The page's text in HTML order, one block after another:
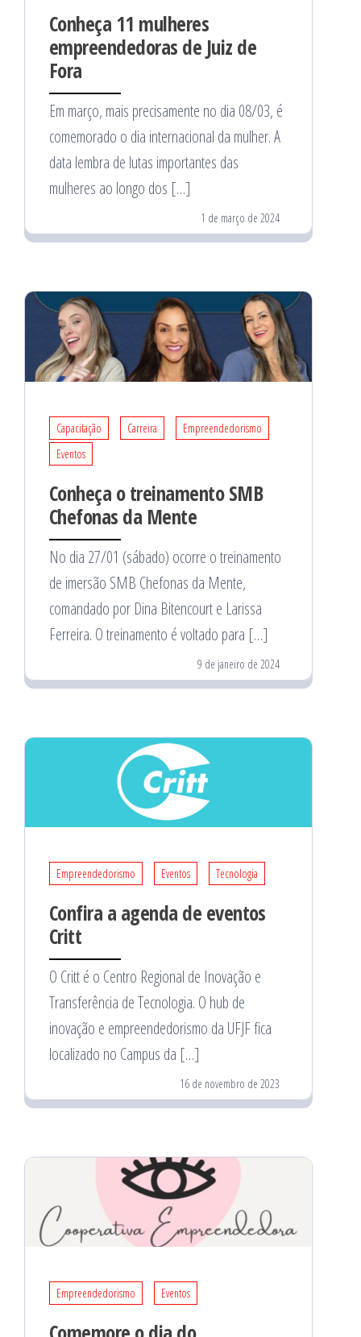
Conheça 11 mulheres
empreendedoras de Juiz de
Fora
Em março, mais precisamente no dia 08/03, é
comemorado o dia internacional da mulher. A
data lembra de lutas importantes das
mulheres ao longo dos […]
1 de março de 2024
Capacitação Carreira
Empreendedorismo
Eventos
Conheça o treinamento SMB
Chefonas da Mente
No dia 27/01 (sábado) ocorre o treinamento
de imersão SMB Chefonas da Mente,
comandado por Dina Bitencourt e Larissa
Ferreira. O treinamento é voltado para […]
9 de janeiro de 2024
Empreendedorismo Eventos Tecnologia
Confira a agenda de eventos
Critt
O Critt é o Centro Regional de Inovação e
Transferência de Tecnologia. O hub de
inovação e empreendedorismo da UFJF fica
localizado no Campus da […]
16 de novembro de 2023
Empreendedorismo Eventos